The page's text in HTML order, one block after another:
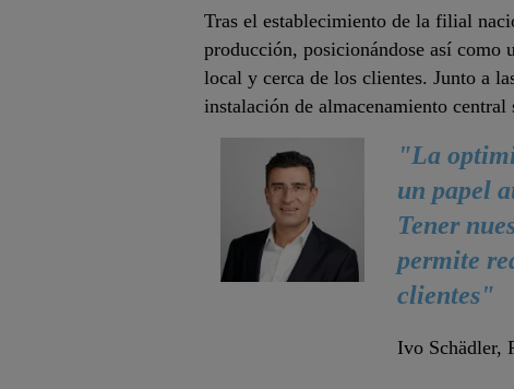
Tras el establecimiento de la filial
producción, posicionándose así como
local y cerca de los clientes. Junto a
instalación de almacenamiento central
"La
un papel
Tener
permite
clientes"
Ivo Schädler,